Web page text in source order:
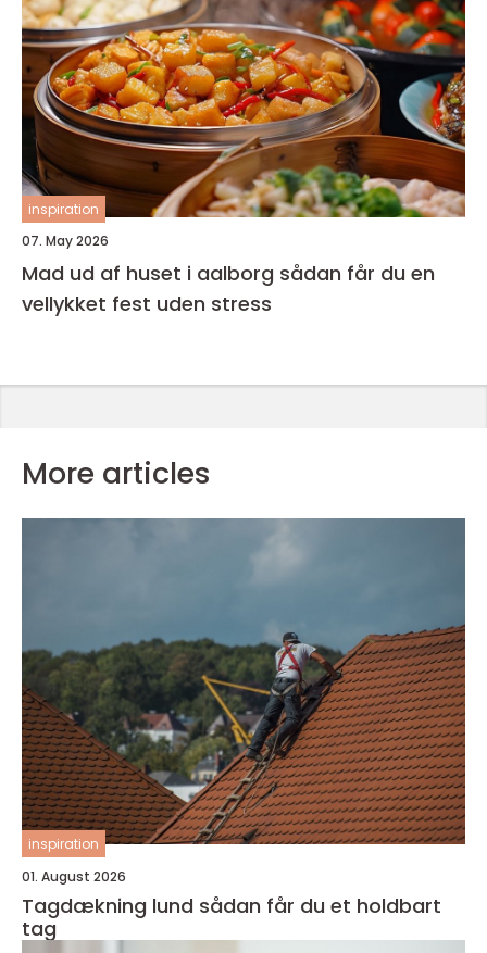
inspiration
07. May 2026
Mad ud af huset i aalborg sådan får du en
vellykket fest uden stress
More articles
inspiration
01. August 2026
Tagdækning lund sådan får du et holdbart
tag